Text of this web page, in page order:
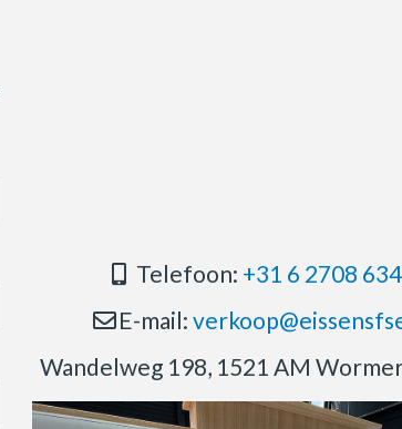
Telefoon: +31 6 2708
E-mail:
Wandelweg 198, 1521 AM